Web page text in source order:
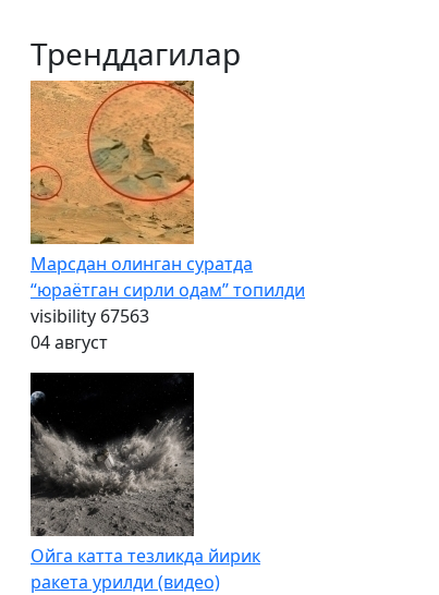
Тренддагилар
Марсдан олинган суратда
“юраётган сирли одам” топилди
visibility 67563
04 август
Ойга катта тезликда йирик
ракета урилди (видео)